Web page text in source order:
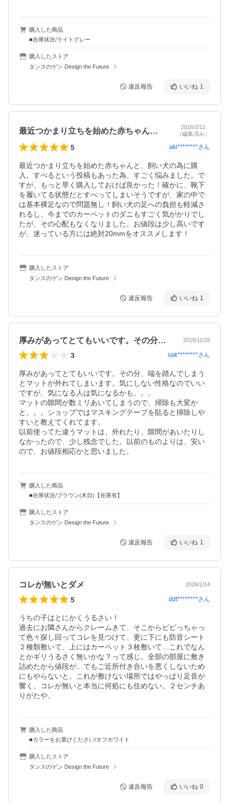
購入した商品
■在庫状況/ライトグレー
購入したストア
タンスのゲン Design the Future
違反報告 いいね 1
最近つかまり立ちを始めた赤ちゃんと、飼…
2016/3/11
（編集済み）
5 aki********さん
最近つかまり立ちを始めた赤ちゃんと、飼い犬の為に購
入。すべるという投稿もあった為、すごく悩みました。で
すが、もっと早く購入しておけば良かった！確かに、靴下
を履いてる状態だとすべってしまいそうですが、家の中で
は基本裸足なので問題無し！飼い犬の足への負担も軽減さ
れるし、今までのカーペットのダニもすごく気がかりでし
たが、その心配もなくなりました。お値段は少し高いです
が、迷っている方には絶対20mmをオススメします！
購入したストア
タンスのゲン Design the Future
違反報告 いいね 1
厚みがあってとてもいいです。その分、端… 2019/11/26
3 sak********さん
厚みがあってとてもいいです。その分、端を踏んでしまう
とマットが外れてしまいます。気にしない性格なのでいい
ですが、気になる人は気になるかも。。。
マットの隙間が数ミリあいてしまうので、掃除も大変か
と。。。ショップではマスキングテープを貼ると掃除しや
すいと教えてくれてます。
以前使ってた違うマットは、外れたり、隙間があいたりし
なかったので、少し残念でした。以前のものよりは、安い
ので、お値段相応かと思いました。
購入した商品
■在庫状況/ブラウン(木目)【在庫有】
購入したストア
タンスのゲン Design the Future
違反報告 いいね 1
コレが無いとダメ 2026/2/14
5 ddt********さん
うちの子はとにかくうるさい！
過去にお隣さんからクレームきて、そこからビビっちゃっ
て色々探し回ってコレを見つけて、更に下にも防音シート
２種類敷いて、上にはカーペット３枚敷いて…これでなん
とかギリうるさく無いかな？って感じ。全部の部屋に敷き
詰めたから値段が…でもご近所付き合いを悪くしないため
にもやらないと。これが敷けない場所ではやっぱり足音が
響く。コレが無いと本当に何処にも住めない。２センチあ
りがたや。
購入した商品
■カラーをお選びください/オフホワイト
購入したストア
タンスのゲン Design the Future
違反報告 いいね 0